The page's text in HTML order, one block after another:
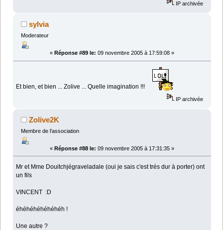
IP archivée
sylvia
Moderateur
« Réponse #89 le: 09 novembre 2005 à 17:59:08 »
Et bien, et bien ... Zolive ... Quelle imagination !!!
IP archivée
Zolive2K
Membre de l'association
« Réponse #88 le: 09 novembre 2005 à 17:31:35 »
Mr et Mme Douitchjégraveladale (oui je sais c'est trés dur à porter) ont
un fils
VINCENT :D
éhéhéhéhéhéhéh !
Une autre ?